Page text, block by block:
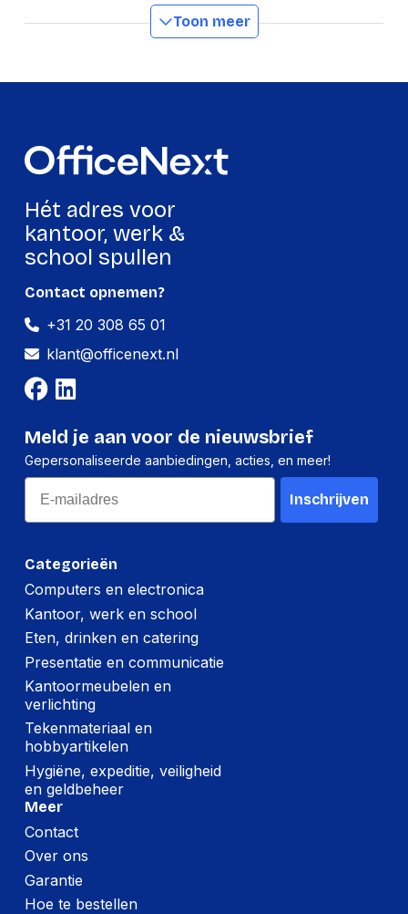
Productformaat
Hoogte
Gewicht
454 g
Verpakking
Hoeveelheid:
Breedte:
Hoogte:
Gewicht:
Per doos
Breedte:
330 millimeter
Lengte:
520 millimeter
Gewicht:
14000 gram
Toon meer
Hét adres voor
kantoor, werk &
school spullen
Categorieën
Computers en electronica
Kantoor, werk en school
Eten, drinken en catering
Presentatie en communicatie
Kantoormeubelen en
verlichting
Tekenmateriaal en
hobbyartikelen
Hygiëne, expeditie, veiligheid
en geldbeheer
Meer
Contact
Over ons
Garantie
Hoe te bestellen
Contact opnemen?
+31 20 308 65 01
klant@officenext.nl
Meld je aan voor de nieuwsbrief
Gepersonaliseerde aanbiedingen, acties, en meer!
Email
Inschrijven